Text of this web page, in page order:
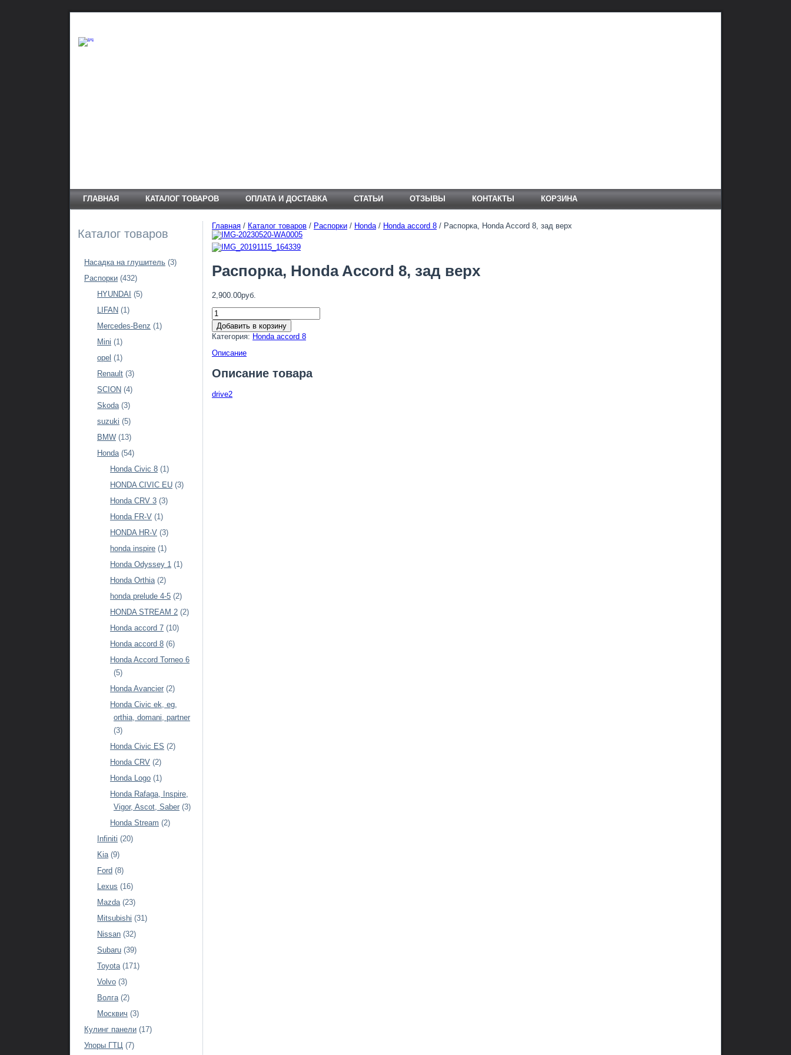
ГЛАВНАЯ КАТАЛОГ ТОВАРОВ ОПЛАТА И ДОСТАВКА СТАТЬИ ОТЗЫВЫ КОНТАКТЫ КОРЗИНА
Каталог товаров
Насадка на глушитель (3)
Распорки (432)
HYUNDAI (5)
LIFAN (1)
Mercedes-Benz (1)
Mini (1)
opel (1)
Renault (3)
SCION (4)
Skoda (3)
suzuki (5)
BMW (13)
Honda (54)
Honda Civic 8 (1)
HONDA CIVIC EU (3)
Honda CRV 3 (3)
Honda FR-V (1)
HONDA HR-V (3)
honda inspire (1)
Honda Odyssey 1 (1)
Honda Orthia (2)
honda prelude 4-5 (2)
HONDA STREAM 2 (2)
Honda accord 7 (10)
Honda accord 8 (6)
Honda Accord Torneo 6
(5)
Honda Avancier (2)
Honda Civic ek, eg,
orthia, domani, partner
(3)
Honda Civic ES (2)
Honda CRV (2)
Honda Logo (1)
Honda Rafaga, Inspire,
Vigor, Ascot, Saber (3)
Honda Stream (2)
Infiniti (20)
Kia (9)
Ford (8)
Lexus (16)
Mazda (23)
Mitsubishi (31)
Nissan (32)
Subaru (39)
Toyota (171)
Volvo (3)
Волга (2)
Москвич (3)
Кулинг панели (17)
Упоры ГТЦ (7)
Главная / Каталог товаров / Распорки / Honda/ Honda accord 8 / Распорка, Honda Accord 8, зад верх
Распорка, Honda Accord 8, зад верх
2,900.00руб.
Добавить в корзину
Категория: Honda accord 8
Описание
Описание товара
drive2